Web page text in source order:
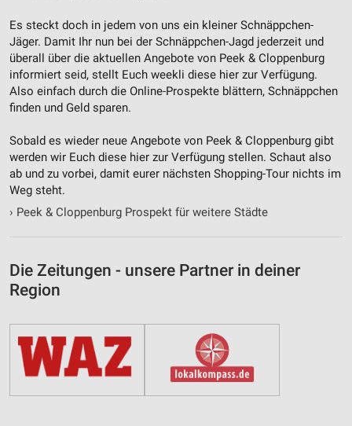
Es steckt doch in jedem von uns ein kleiner Schnäppchen-
Jäger. Damit Ihr nun bei der Schnäppchen-Jagd jederzeit und
überall über die aktuellen Angebote von Peek & Cloppenburg
informiert seid, stellt Euch weekli diese hier zur Verfügung.
Also einfach durch die Online-Prospekte blättern, Schnäppchen
finden und Geld sparen.
Sobald es wieder neue Angebote von Peek & Cloppenburg gibt
werden wir Euch diese hier zur Verfügung stellen. Schaut also
ab und zu vorbei, damit eurer nächsten Shopping-Tour nichts im
Weg steht.
› Peek & Cloppenburg Prospekt für weitere Städte
Die Zeitungen - unsere Partner in deiner
Region